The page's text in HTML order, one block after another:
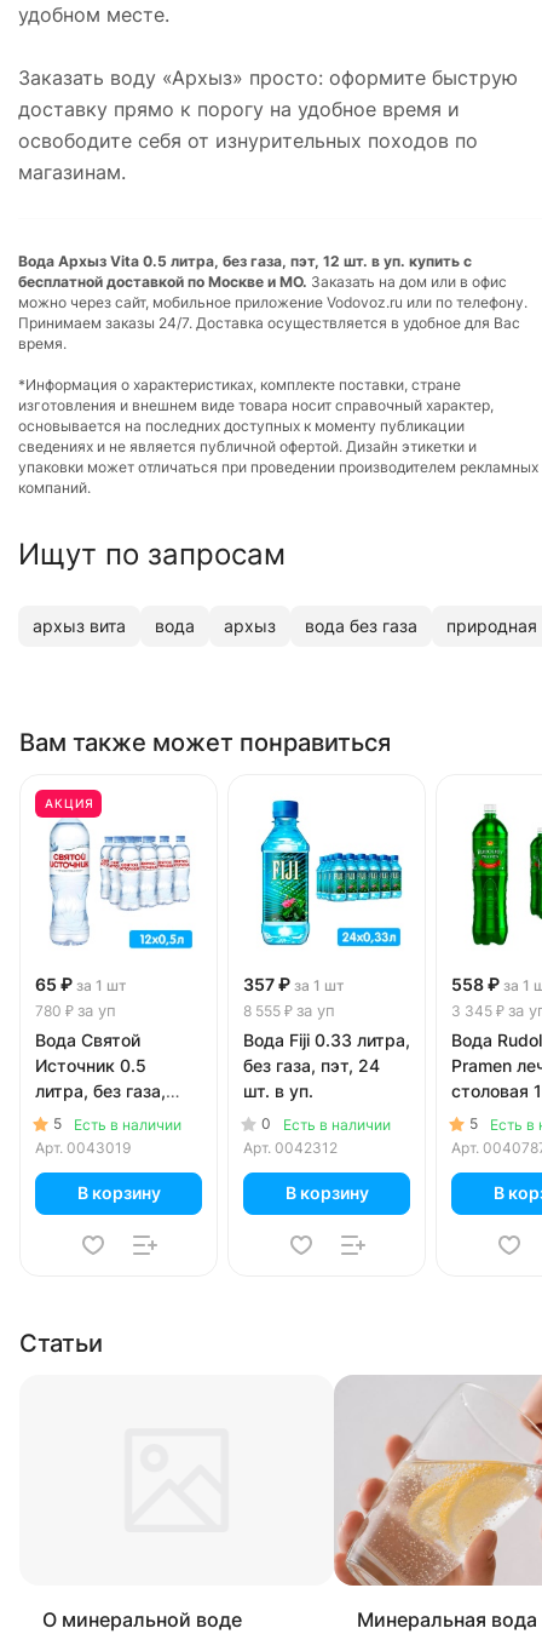
удобном месте.
Заказать воду «Архыз» просто: оформите быструю
доставку прямо к порогу на удобное время и
освободите себя от изнурительных походов по
магазинам.
Вода Архыз Vita 0.5 литра, без газа, пэт, 12 шт. в уп. купить с
бесплатной доставкой по Москве и МО. Заказать на дом или в офис
можно через сайт, мобильное приложение Vodovoz.ru или по телефону.
Принимаем заказы 24/7. Доставка осуществляется в удобное для Вас
время.
*Информация о характеристиках, комплекте поставки, стране
изготовления и внешнем виде товара носит справочный характер,
основывается на последних доступных к моменту публикации
сведениях и не является публичной офертой. Дизайн этикетки и
упаковки может отличаться при проведении производителем рекламных
компаний.
Ищут по запросам
архыз вита вода архыз вода без газа природная
Вам также может понравиться
АКЦИЯ
65 ₽ за 1 шт
780 ₽ за уп
Вода Святой
Источник 0.5
литра, без газа,
пэт, 12 шт. в уп.
5
Есть в наличии
Арт. 0043019
В корзину
357 ₽ за 1 шт
8 555 ₽ за уп
Вода Fiji 0.33 литра,
без газа, пэт, 24
шт. в уп.
0
Есть в наличии
Арт. 0042312
В корзину
558 ₽ за 1
3 345 ₽ за
Вода
Pramen
столовая
газ, пэт,
5
Есть в
Арт.
В
Статьи
О минеральной воде
Минеральная вода